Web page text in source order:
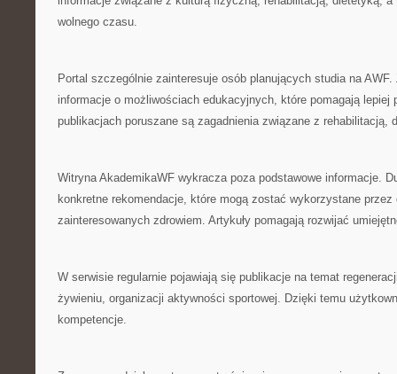
wolnego czasu.
Portal szczególnie zainteresuje osób planujących studia na
informacje o możliwościach edukacyjnych, które pomagają lepiej
publikacjach poruszane są zagadnienia związane z rehabilitacją,
Witryna AkademikaWF wykracza poza podstawowe informacje.
konkretne rekomendacje, które mogą zostać wykorzystane
zainteresowanych zdrowiem. Artykuły pomagają rozwijać
W serwisie regularnie pojawiają się publikacje na temat
żywieniu, organizacji aktywności sportowej. Dzięki temu
kompetencje.